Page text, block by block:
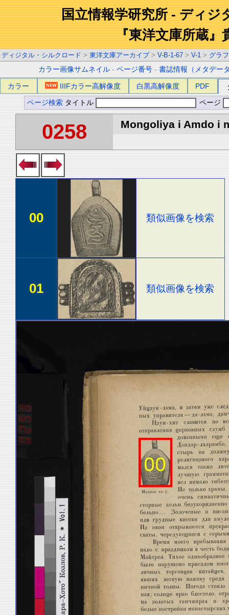
国立情報学研究所 - ディジ
『東洋文庫所蔵』
ディジタル・シルクロード > 東洋文庫アーカイブ > V-B-1-67 > V-1 > グラ
カラー画像サムネイル -ページ番号 -書誌情報（メタデー
カラー IIIFカラー高解像度 白黒高解像度 PDF
ページ検索 タイトル ページ
0258 Mongoliya i Amdo i
00 類似画像を検索
01 類似画像を検索